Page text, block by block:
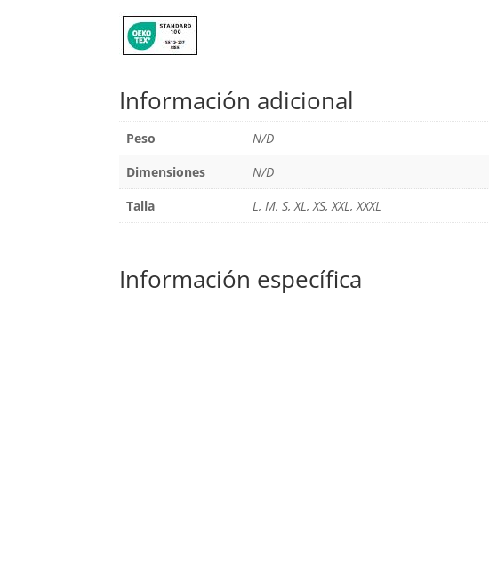
Información adicional
Peso
N/D
Dimensiones
N/D
Talla
L, M, S, XL, XS, XXL, XXXL
Información específica